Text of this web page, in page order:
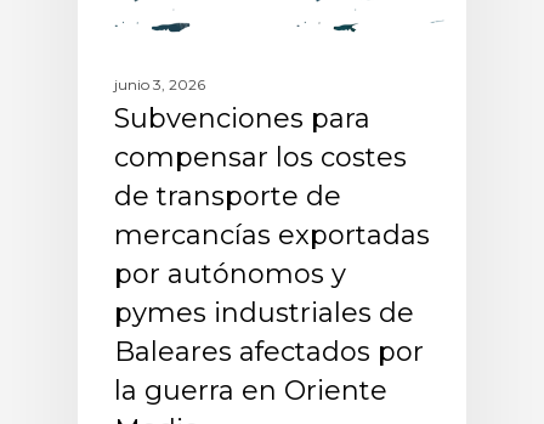
junio 3, 2026
Subvenciones para
compensar los costes
de transporte de
mercancías exportadas
por autónomos y
pymes industriales de
Baleares afectados por
la guerra en Oriente